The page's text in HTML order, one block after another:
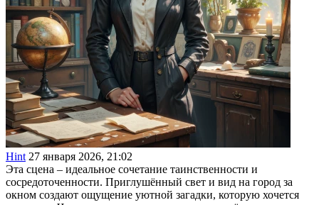
Hint 27 января 2026, 21:02
Эта сцена – идеальное сочетание таинственности и
сосредоточенности. Приглушённый свет и вид на город за
окном создают ощущение уютной загадки, которую хочется